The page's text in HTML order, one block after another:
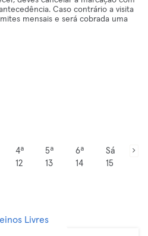
Caso contrário a visita
mensais e será cobrada uma
4ª
12
5ª
13
6ª
14
Sá
15
Livres